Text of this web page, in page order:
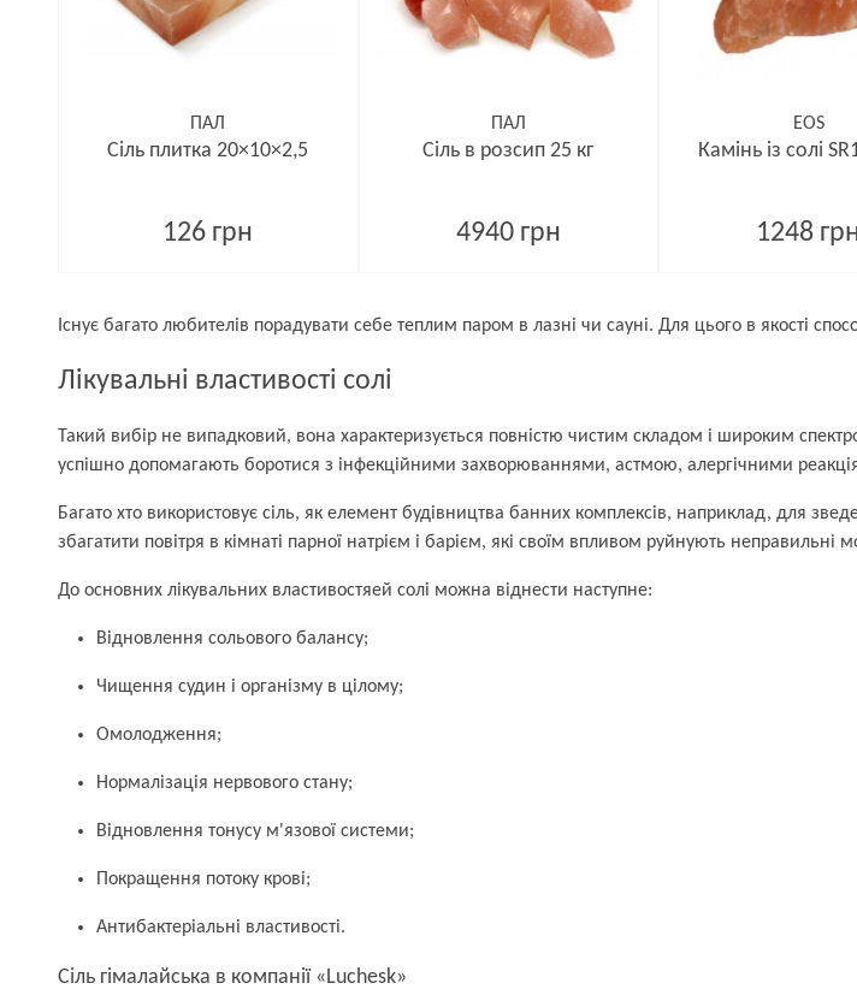
ПАЛ
Сіль плитка 20×10×2,5
126 грн
ПАЛ
Сіль в розсип 25 кг
4940 грн
EOS
Камінь із солі
1248
Існує багато любителів порадувати себе теплим паром в лазні чи сауні. Для цього в якості
Лікувальні властивості солі
Такий вибір не випадковий, вона характеризується повністю чистим складом і широким
успішно допомагають боротися з інфекційними захворюваннями, астмою, алергічними
Багато хто використовує сіль, як елемент будівництва банних комплексів, наприклад, для
збагатити повітря в кімнаті парної натрієм і барієм, які своїм впливом руйнують неправильні
До основних лікувальних властивостяей солі можна віднести наступне:
Відновлення сольового балансу;
Чищення судин і організму в цілому;
Омолодження;
Нормалізація нервового стану;
Відновлення тонусу м'язової системи;
Покращення потоку крові;
Антибактеріальні властивості.
Сіль гімалайська в компанії «Luchesk»